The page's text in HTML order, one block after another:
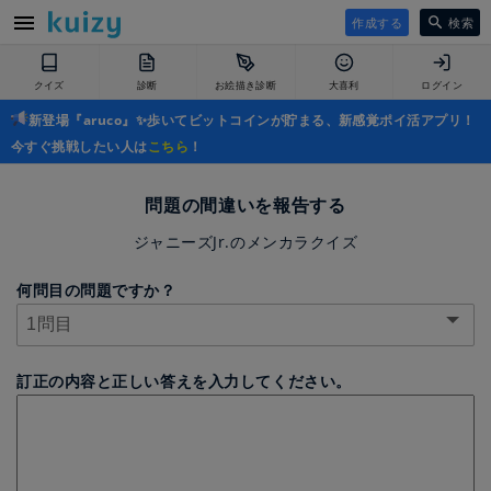
作成する 検索
クイズ 診断 お絵描き診断 大喜利 ログイン
新登場『aruco』✨歩いてビットコインが貯まる、新感覚ポイ活アプリ！
今すぐ挑戦したい人はこちら ！
問題の間違いを報告する
ジャニーズJr.のメンカラクイズ
何問目の問題ですか？
訂正の内容と正しい答えを入力してください。